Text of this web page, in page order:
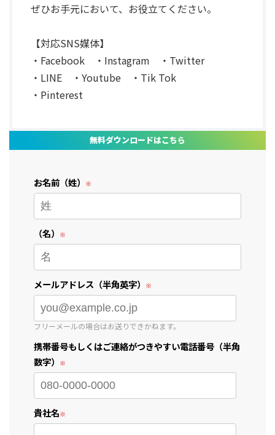
ぜひお手元において、お役立てください。
【対応SNS媒体】
・Facebook ・Instagram ・Twitter
・LINE ・Youtube ・Tik Tok
・Pinterest
無料ダウンロードはこちら
お名前（姓）
（名）
メールアドレス（半角英字）
フリーメールの場合はお送りできかねます。
携帯番号もしくはご連絡がつきやすい電話番号（半角
数字）
貴社名